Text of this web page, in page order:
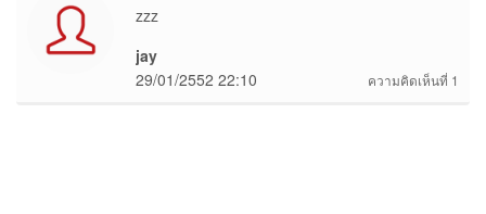
zzz
jay
ความคิดเห็นที่ 1
29/01/2552 22:10